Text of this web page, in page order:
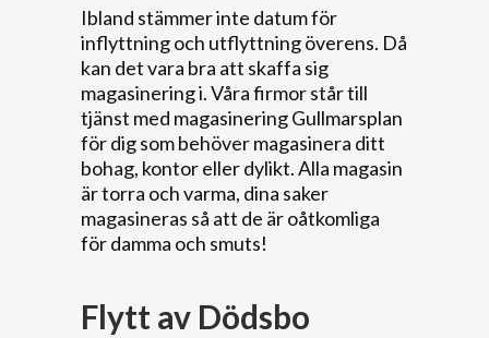
Ibland stämmer inte datum för
inflyttning och utflyttning överens. Då
kan det vara bra att skaffa sig
magasinering i. Våra firmor står till
tjänst med magasinering Gullmarsplan
för dig som behöver magasinera ditt
bohag, kontor eller dylikt. Alla magasin
är torra och varma, dina saker
magasineras så att de är oåtkomliga
för damma och smuts!
Flytt av Dödsbo